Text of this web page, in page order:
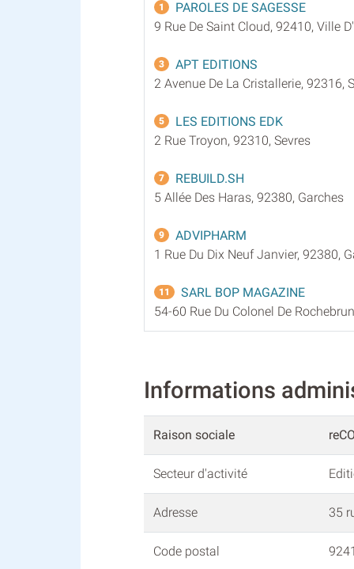
1
PAROLES DE SAGESSE
9 Rue De Saint Cloud, 92410, Ville
3
APT EDITIONS
2 Avenue De La Cristallerie, 92316,
5
LES EDITIONS EDK
2 Rue Troyon, 92310, Sevres
7
REBUILD.SH
5 Allée Des Haras, 92380, Garches
9
ADVIPHARM
1 Rue Du Dix Neuf Janvier, 92380,
11
SARL BOP MAGAZINE
54-60 Rue Du Colonel De
Informations
Raison sociale
Secteur d'activité
Adresse 35
Code postal